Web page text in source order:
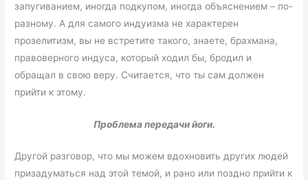
запугиванием, иногда подкупом, иногда объяснением – по-
разному. А для самого индуизма не характерен
прозелитизм, вы не встретите такого, знаете, брахмана,
правоверного индуса, который ходил бы, бродил и
обращал в свою веру. Считается, что ты сам должен
прийти к этому.
Проблема передачи йоги.
Другой разговор, что мы можем вдохновить других людей
призадуматься над этой темой, и рано или поздно прийти к